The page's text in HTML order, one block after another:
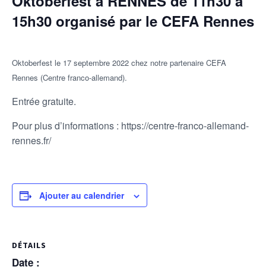
15h30 organisé par le CEFA Rennes
Oktoberfest le 17 septembre 2022 chez notre partenaire CEFA
Rennes (Centre franco-allemand).
Entrée gratuite.
Pour plus d’informations : https://centre-franco-allemand-
rennes.fr/
Ajouter au calendrier
DÉTAILS
Date :